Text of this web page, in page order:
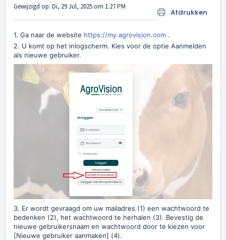
Afdrukken
Gewijzigd op: Di, 29 Jul, 2025 om 1:27 PM
1. Ga naar de website https://my.agrovision.com .
2. U komt op het inlogscherm. Kies voor de optie Aanmelden
als nieuwe gebruiker.
3. Er wordt gevraagd om uw mailadres (1) een wachtwoord te
bedenken (2), het wachtwoord te herhalen (3). Bevestig de
nieuwe gebruikersnaam en wachtwoord door te kiezen voor
[Nieuwe gebruiker aanmaken] (4).